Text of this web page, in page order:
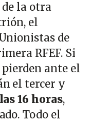
la otra
el
de
RFEF. Si
ante el
el tercer y
16 horas,
Todo el